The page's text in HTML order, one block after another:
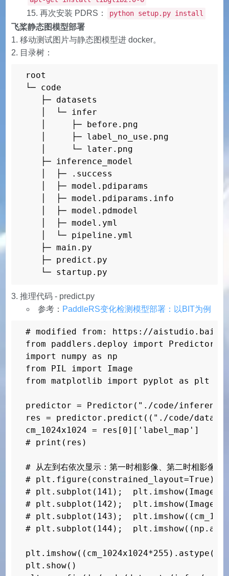
再次安装 PDRS： python setup.py install
飞桨静态图模型部署
移动测试图片与静态图模型进 docker。
目录树：
root
└─ code
   ├─ datasets
   │  └─ infer
   │     ├─ before.png
   │     ├─ label_no_use.png
   │     └─ later.png
   ├─ inference_model
   │  ├─ .success
   │  ├─ model.pdiparams
   │  ├─ model.pdiparams.info
   │  ├─ model.pdmodel
   │  ├─ model.yml
   │  └─ pipeline.yml
   ├─ main.py
   ├─ predict.py
   └─ startup.py
推理代码 - predict.py
参考： PaddleRS变化检测模型部署：以BIT为例
# modified from: https://
from paddlers.deploy import Predictor
import numpy as np
from PIL import Image
from matplotlib import pyplot as plt
predictor = Predictor("./code/
res = predictor.predict(("./code/
cm_1024x1024 = res[0]['label_map']
# print(res)
# 从左到右依次显示：第一时相影像、第二时相影像、
#
# plt.subplot(141);
# plt.subplot(142);
# plt.subplot(143);
# plt.subplot(144);
plt.show()